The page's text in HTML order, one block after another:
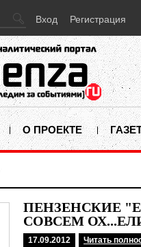
Вход Регистрация
О ПРОЕКТЕ
ПЕНЗЕНСКИЕ
СОВСЕМ
17.09.2012 Читать